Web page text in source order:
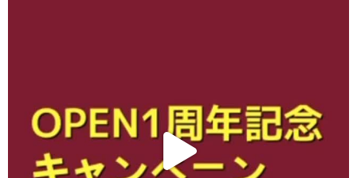
りがとうございました！
2026/04/11
白井市よりお越しのお客様のiPhone12のバッテリー交換をさせて頂きまし
た！ありがとうございました！
2026/04/11
柏市よりお越しのお客様のiPhone14Proのナノナインガラスコーティングを